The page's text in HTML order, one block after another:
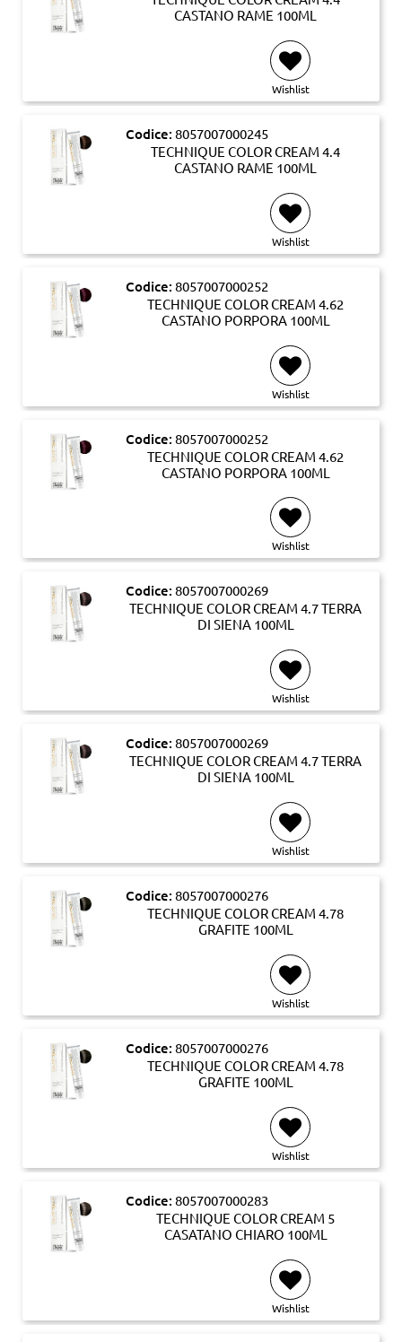
CASTANO RAME 100ML
Wishlist
Codice: 8057007000245
TECHNIQUE COLOR CREAM 4.4
CASTANO RAME 100ML
Wishlist
Codice: 8057007000252
TECHNIQUE COLOR CREAM 4.62
CASTANO PORPORA 100ML
Wishlist
Codice: 8057007000252
TECHNIQUE COLOR CREAM 4.62
CASTANO PORPORA 100ML
Wishlist
Codice: 8057007000269
TECHNIQUE COLOR CREAM 4.7 TERRA
DI SIENA 100ML
Wishlist
Codice: 8057007000269
TECHNIQUE COLOR CREAM 4.7 TERRA
DI SIENA 100ML
Wishlist
Codice: 8057007000276
TECHNIQUE COLOR CREAM 4.78
GRAFITE 100ML
Wishlist
Codice: 8057007000276
TECHNIQUE COLOR CREAM 4.78
GRAFITE 100ML
Wishlist
Codice: 8057007000283
TECHNIQUE COLOR CREAM 5
CASATANO CHIARO 100ML
Wishlist